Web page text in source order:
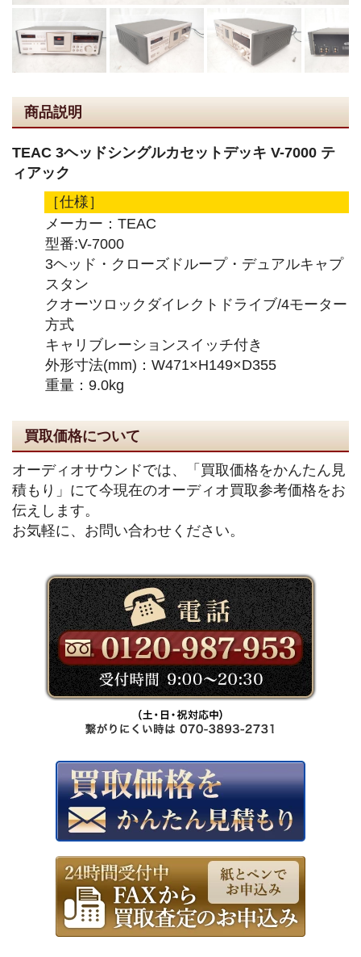
商品説明
TEAC 3ヘッドシングルカセットデッキ V-7000 テ
ィアック
［仕様］
メーカー：TEAC
型番:V-7000
3ヘッド・クローズドループ・デュアルキャプ
スタン
クオーツロックダイレクトドライブ/4モーター
方式
キャリブレーションスイッチ付き
外形寸法(mm)：W471×H149×D355
重量：9.0kg
買取価格について
オーディオサウンドでは、「買取価格をかんたん見
積もり」にて今現在のオーディオ買取参考価格をお
伝えします。
お気軽に、お問い合わせください。